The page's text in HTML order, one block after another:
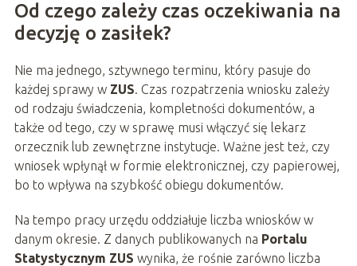
Od czego zależy czas oczekiwania na
decyzję o zasiłek?
Nie ma jednego, sztywnego terminu, który pasuje do
każdej sprawy w ZUS. Czas rozpatrzenia wniosku zależy
od rodzaju świadczenia, kompletności dokumentów, a
także od tego, czy w sprawę musi włączyć się lekarz
orzecznik lub zewnętrzne instytucje. Ważne jest też, czy
wniosek wpłynął w formie elektronicznej, czy papierowej,
bo to wpływa na szybkość obiegu dokumentów.
Na tempo pracy urzędu oddziałuje liczba wniosków w
danym okresie. Z danych publikowanych na Portalu
Statystycznym ZUS wynika, że rośnie zarówno liczba